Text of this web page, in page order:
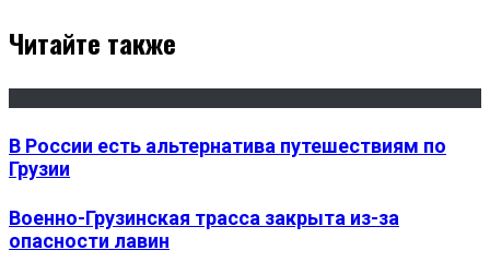
Читайте также
В России есть альтернатива путешествиям по
Грузии
Военно-Грузинская трасса закрыта из-за
опасности лавин